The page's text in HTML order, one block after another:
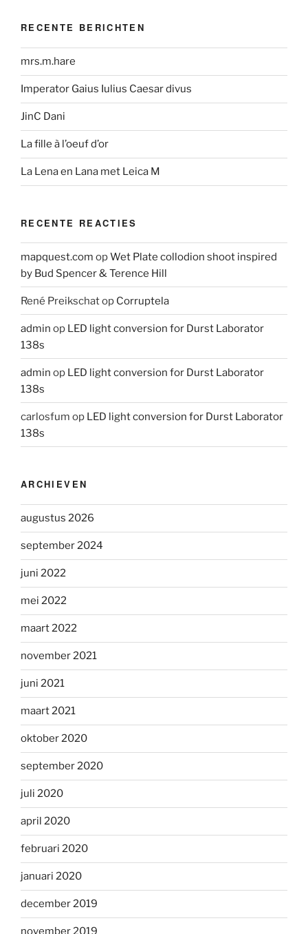
RECENTE BERICHTEN
mrs.m.hare
Imperator Gaius Iulius Caesar divus
JinC Dani
La fille à l’oeuf d’or
La Lena en Lana met Leica M
RECENTE REACTIES
mapquest.com opWet Plate collodion shoot inspired
by Bud Spencer & Terence Hill
René Preikschatop Corruptela
admin op LED light conversion for Durst Laborator
138s
admin op LED light conversion for Durst Laborator
138s
carlosfum op LED light conversion for Durst Laborator
138s
ARCHIEVEN
augustus 2026
september 2024
juni 2022
mei 2022
maart 2022
november 2021
juni 2021
maart 2021
oktober 2020
september 2020
juli 2020
april 2020
februari 2020
januari 2020
december 2019
november 2019